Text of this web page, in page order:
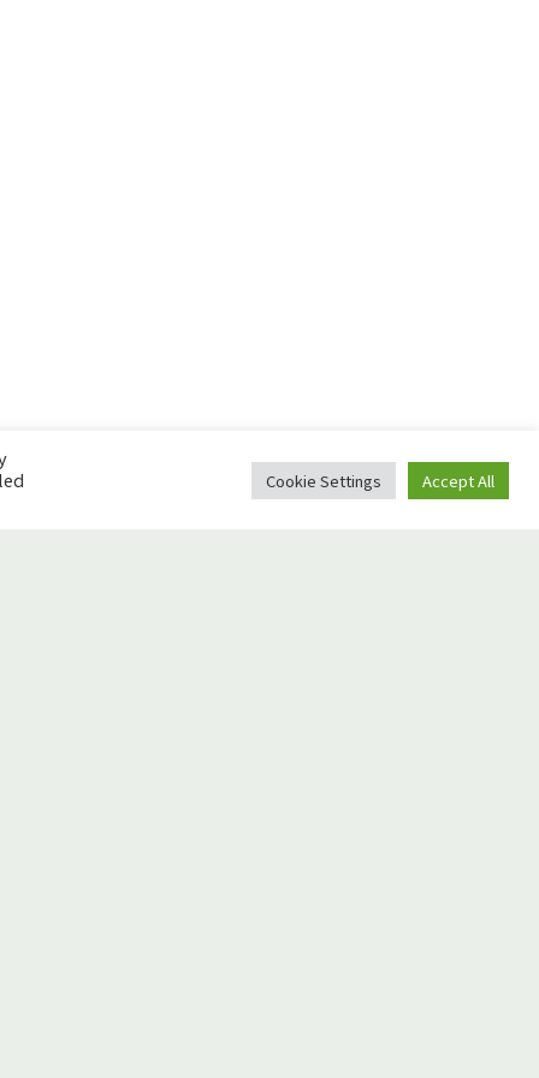
Cookie Settings Accept All